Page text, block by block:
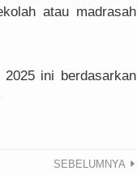
atau madrasah
ini berdasarkan
SEBELUMNYA